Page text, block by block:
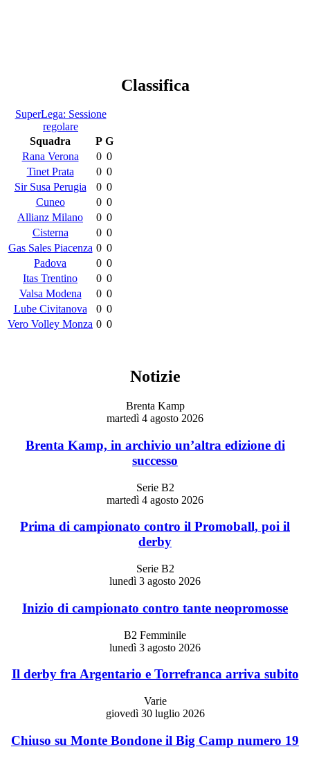
Classifica
SuperLega: Sessione
regolare
Squadra
P G
Rana Verona
0 0
Tinet Prata
0 0
Sir Susa Perugia
0 0
Cuneo
0 0
Allianz Milano
0 0
Cisterna
0 0
Gas Sales Piacenza 0 0
Padova
0 0
Itas Trentino
0 0
Valsa Modena
0 0
Lube Civitanova
0 0
Vero Volley Monza 0 0
Notizie
Brenta Kamp
martedì 4 agosto 2026
Brenta Kamp, in archivio un’altra edizione di
successo
Serie B2
martedì 4 agosto 2026
Prima di campionato contro il Promoball, poi il
derby
Serie B2
lunedì 3 agosto 2026
Inizio di campionato contro tante neopromosse
B2 Femminile
lunedì 3 agosto 2026
Il derby fra Argentario e Torrefranca arriva subito
Varie
giovedì 30 luglio 2026
Chiuso su Monte Bondone il Big Camp numero 19